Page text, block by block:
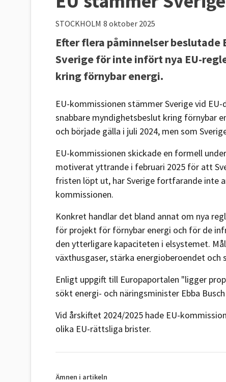
STOCKHOLM 8 oktober 2025
Efter flera påminnelser beslutade
Sverige för inte infört nya EU-
kring förnybar energi.
EU-kommissionen stämmer Sverige vid
snabbare myndighetsbeslut kring förnybar
och började gälla i juli 2024, men som
EU-kommissionen skickade en formell
motiverat yttrande i februari 2025 för att
fristen löpt ut, har Sverige fortfarande inte
kommissionen.
Konkret handlar det bland annat om nya
för projekt för förnybar energi och för de
den ytterligare kapaciteten i elsystemet.
växthusgaser, stärka energioberoendet och
Enligt uppgift till Europaportalen "ligger
sökt energi- och näringsminister Ebba
Vid årskiftet 2024/2025 hade EU-
olika EU-rättsliga brister.
Ämnen i artikeln